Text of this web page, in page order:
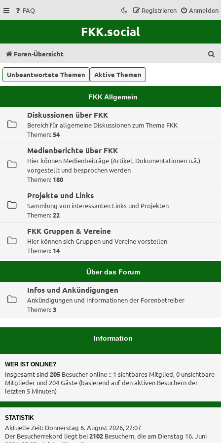
FAQ Anmelden
Registrieren
FKK.social
Foren-Übersicht
Unbeantwortete Themen Aktive Themen
FKK Allgemein
Diskussionen über FKK
Bereich für allgemeine Diskussionen zum Thema FKK
Themen:54
Medienberichte über FKK
Hier können Medienbeiträge (Artikel, Dokumentationen u.ä.)
vorgestellt und besprochen werden
Themen: 180
Projekte und Links
Sammlung von interessanten Links und Projekten
Themen:22
FKK Gruppen & Vereine
Hier können sich Gruppen und Vereine vorstellen
Themen: 14
Über das Forum
Infos und Ankündigungen
Ankündigungen und Informationen der Forenbetreiber
Themen:3
Information
WER IST ONLINE?
Insgesamt sind 205 Besucher online :: 1 sichtbares Mitglied, 0 unsichtbare
Mitglieder und 204 Gäste (basierend auf den aktiven Besuchern der
letzten 5 Minuten)
STATISTIK
Aktuelle Zeit: Donnerstag 6. August 2026, 22:07
Der Besucherrekord liegt bei2102 Besuchern, die am Dienstag 16. Juni